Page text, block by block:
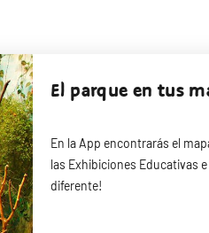
El parque en tus
En la App encontrarás el
las Exhibiciones Educativas
diferente!